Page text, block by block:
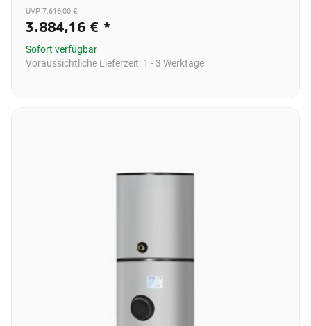
UVP 7.616,00 €
3.884,16 € *
Sofort verfügbar
Voraussichtliche Lieferzeit: 1 - 3 Werktage